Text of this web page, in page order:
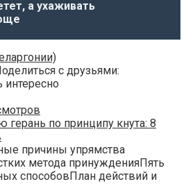
а ухаживать
с друзьями:
по принципу кнута: 8
причины упрямства
метода принужденияПять
способовПлан действий и